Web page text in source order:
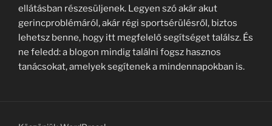
ellátásban részesüljenek. Legyen szó akár akut
gerincproblémáról, akár régi sportsérülésről, biztos
lehetsz benne, hogy itt megfelelő segítséget találsz. És
ne feledd: a blogon mindig találni fogsz hasznos
tanácsokat, amelyek segítenek a mindennapokban is.